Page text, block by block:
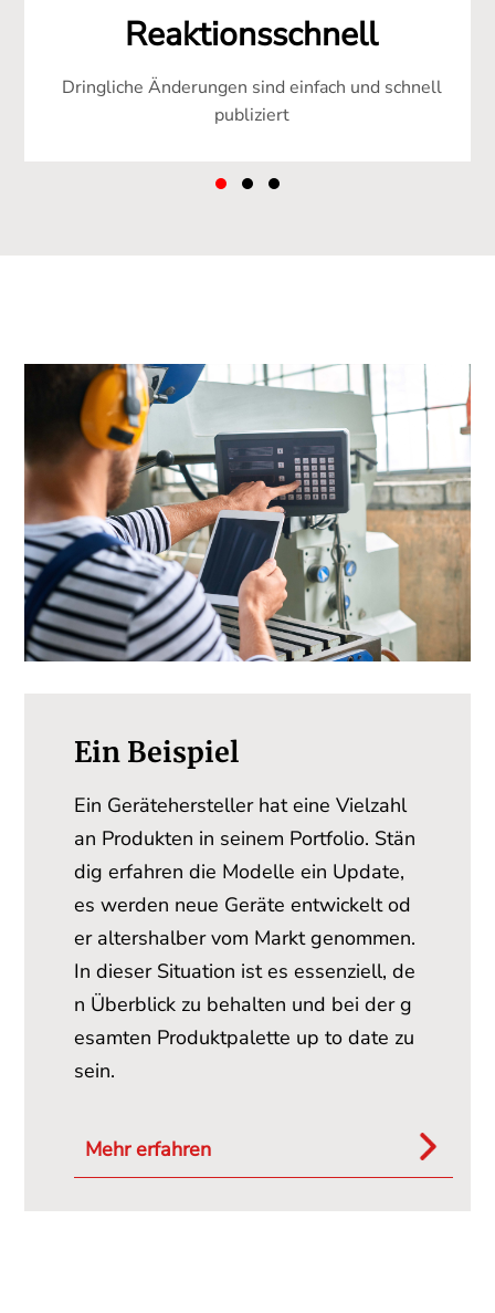
Reaktionsschnell
Dringliche Änderungen sind einfach und schnell
publiziert
Ein Beispiel
Ein Gerätehersteller hat eine Vielzahl
an Produkten in seinem Portfolio. Stän
dig erfahren die Modelle ein Update,
es werden neue Geräte entwickelt od
er altershalber vom Markt genommen.
In dieser Situation ist es essenziell, de
n Überblick zu behalten und bei der g
esamten Produktpalette up to date zu
sein.
Mehr erfahren